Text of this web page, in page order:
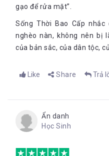
gạo để rửa mặt”.
Sống Thời Bao Cấp
nghèo nàn, không nên bị
của bản sắc, của dân tộc,
Like Share Trả
Ẩn danh
Học Sinh